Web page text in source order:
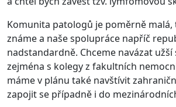
Komunita patologů je poměrně malá,
známe a naše spolupráce napříč
nadstandardně. Chceme navázat
zejména s kolegy z fakultních
máme v plánu také navštívit
zapojit se případně i do